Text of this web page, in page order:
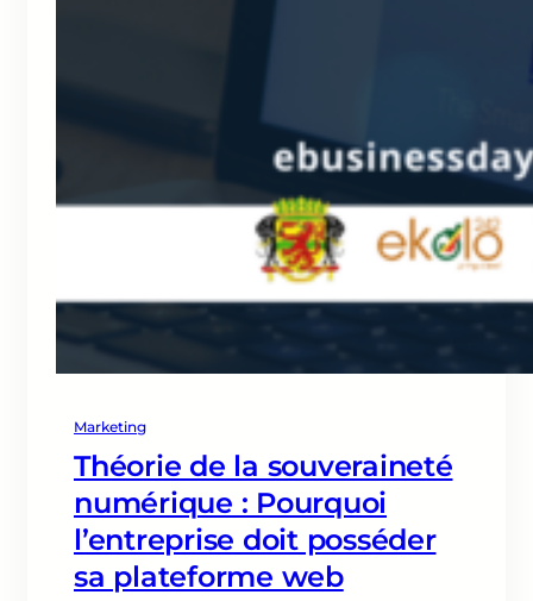
Marketing
Théorie de la souveraineté
numérique : Pourquoi
l’entreprise doit posséder
sa plateforme web